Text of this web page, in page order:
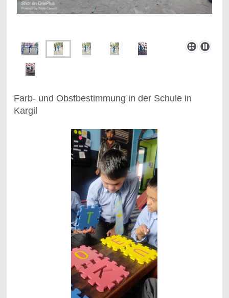
Farb- und Obstbestimmung in der Schule in
Kargil